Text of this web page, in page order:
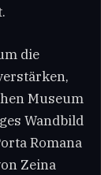
die
Museum
Wandbild
Romana
Zeina